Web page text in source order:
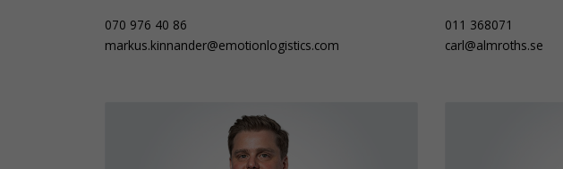
070 976 40 86
markus.kinnander@emotionlogistics.com
011 368071
carl@almroths.se